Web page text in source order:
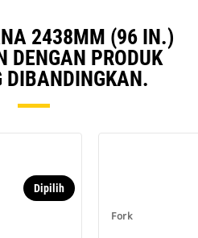
2438MM (96 IN.)
DENGAN PRODUK
DIBANDINGKAN.
Dipilih
Fork